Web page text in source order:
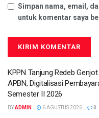
Simpan nama, email,
untuk komentar saya
KPPN Tanjung Redeb
APBN, Digitalisasi
Semester II 2026
BYADMIN 6 AGUSTUS 2026 0